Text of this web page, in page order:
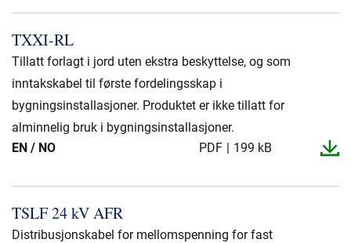
TXXI-​RL
Tillatt forlagt i jord uten ekstra beskyttelse, og som
inntakskabel til første fordelingsskap i
bygningsinstallasjoner. Produktet er ikke tillatt for
alminnelig bruk i bygningsinstallasjoner.
EN / NO
PDF 199 kB
TSLF 24 kV AFR
Distribusjonskabel for mellomspenning for fast